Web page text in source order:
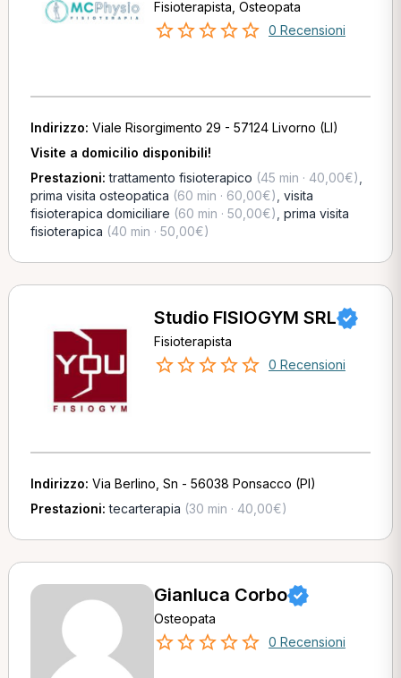
Fisioterapista, Osteopata
0 Recensioni
Indirizzo: Viale Risorgimento 29 - 57124 Livorno (LI)
Visite a domicilio disponibili!
Prestazioni:trattamento fisioterapico (45 min · 40,00€)
prima visita osteopatica (60 min · 60,00€) visita
fisioterapica domiciliare (60 min · 50,00€) prima visita
fisioterapica (40 min · 50,00€)
Studio FISIOGYM SRL
Fisioterapista
0 Recensioni
Indirizzo: Via Berlino, Sn - 56038 Ponsacco (PI)
Prestazioni:tecarterapia (30 min · 40,00€)
Gianluca Corbo
Osteopata
0 Recensioni